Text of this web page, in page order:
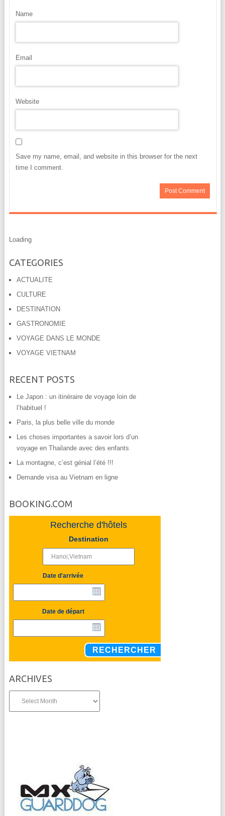
Name
Email
Website
Save my name, email, and website in this browser for the next
time I comment.
Loading
CATEGORIES
ACTUALITE
CULTURE
DESTINATION
GASTRONOMIE
VOYAGE DANS LE MONDE
VOYAGE VIETNAM
RECENT POSTS
Le Japon : un itinéraire de voyage loin de
l’habituel !
Paris, la plus belle ville du monde
Les choses importantes a savoir lors d’un
voyage en Thailande avec des enfants
La montagne, c’est génial l’été !!!
Demande visa au Vietnam en ligne
BOOKING.COM
Recherche d'hôtels
Destination
Date d'arrivée
Date de départ
RECHERCHER
ARCHIVES